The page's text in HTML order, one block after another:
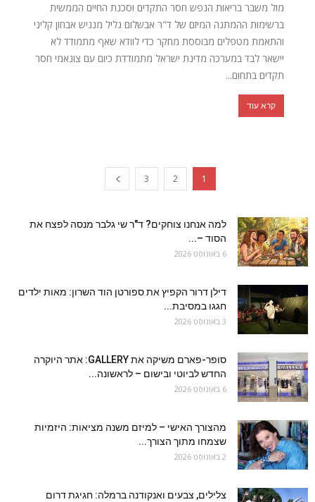
מול משבר בריאות הנפש חסר התקדים וסכנת החיים הממשית
ברשימות ההמתנה המיזם של ד"ר אבשלום גליל מנגיש אבחון קליני
והתאמת מטפלים מבוססת מחקר כדי לוודא שאף מתמודד לא
יישאר לבד במערכה מדינת ישראל מתמודדת כיום עם צונאמי חסר
תקדים בתחום...
קרא עוד
1
2
3
למה אנחנו צוחקים? ד"ר שי גלבר מנסה לפצח את
הסוד –...
6 באוגוסט 2026
דילן דרור הקפיץ את ספורטן הוד השרון: מאות ילדים
חגגו במסיבת...
3 באוגוסט 2026
סופר-פארם משיקה את GALLERY: אתר היוקרה
החדש לביוטי ובישום – לראשונה...
6 באוגוסט 2026
מהצורך האישי – למיזם משנה מציאות: היזמיות
שצמחו מתוך הצורך...
2 באוגוסט 2026
צלילים, צבעים ואנקודנה ברמלה: חגיגת דרום